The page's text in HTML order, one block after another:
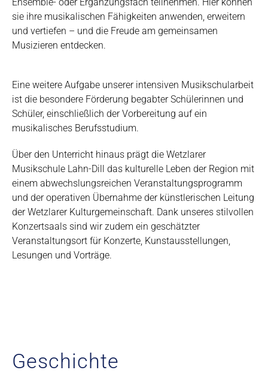
sie ihre musikalischen Fähigkeiten anwenden, erweitern
und vertiefen – und die Freude am gemeinsamen
Musizieren entdecken.
Eine weitere Aufgabe unserer intensiven Musikschularbeit
ist die besondere Förderung begabter Schülerinnen und
Schüler, einschließlich der Vorbereitung auf ein
musikalisches Berufsstudium.
Über den Unterricht hinaus prägt die Wetzlarer
Musikschule Lahn-Dill das kulturelle Leben der Region mit
einem abwechslungsreichen Veranstaltungsprogramm
und der operativen Übernahme der künstlerischen Leitung
der Wetzlarer Kulturgemeinschaft. Dank unseres stilvollen
Konzertsaals sind wir zudem ein geschätzter
Veranstaltungsort für Konzerte, Kunstausstellungen,
Lesungen und Vorträge.
Geschichte